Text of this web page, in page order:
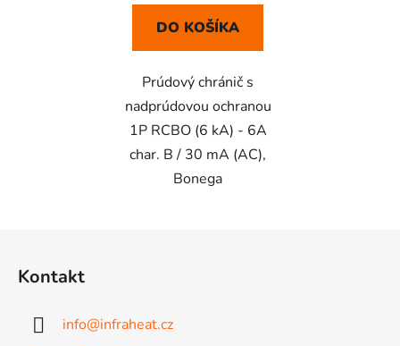
DO KOŠÍKA
Prúdový chránič s
nadprúdovou ochranou
1P RCBO (6 kA) - 6A
char. B / 30 mA (AC),
Bonega
Kontakt
info@infraheat.cz